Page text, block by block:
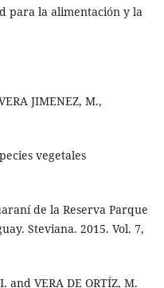
para la alimentación y la
JIMENEZ, M.,
vegetales
de la Reserva Parque
Steviana. 2015. Vol. 7,
and VERA DE ORTÍZ, M.